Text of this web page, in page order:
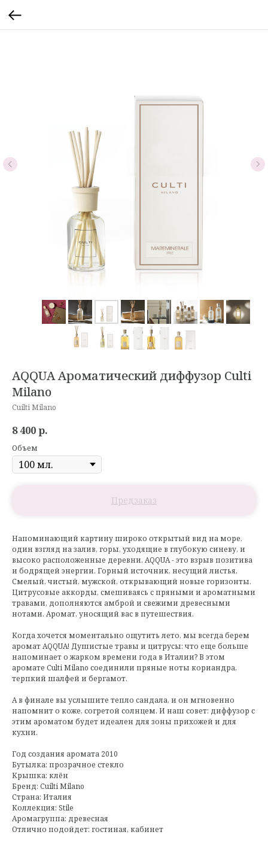
AQQUA Ароматический диффузор Culti
Milano
Cuilti Milano
8 400р.
Объем
Напоминающий картину широко открытый вид на море,
один взгляд на залив, горы, уходящие в глубокую синеву, и
высоко расположенные деревни. AQQUA - это взрыв позитива
и бодрящей энергии. Горный источник, несущий листья.
Смелый, чистый, мужской, открывающий новые горизонты.
Цитрусовые аккорды, смешиваясь с пряными и ароматными
травами, дополняются амброй и свежими древесными
нотами. Аромат, уносящий вас в путешествия.
Когда хочется моментально ощутить лето, мы всегда берем
аромат AQQUA! Душистые травы и цитрусы: что еще больше
напоминает о жарком времени года в Италии? В этом
аромате Culti Milano соединили пряные ноты кориандра,
терпкий шалфей и бергамот.
А в финале вы услышите тепло сандала, и он мгновенно
напомнит о коже, согретой солнцем. И наш совет: диффузор с
этим ароматом будет идеален для зоны прихожей и для
кухни.
Год создания аромата 2010
Бутылка: прозрачное стекло
Крышка: клён
Бренд: Cuilti Milano
Страна: Италия
Коллекция: Stile
Аромагруппа: древесная
Отлично подойдет: гостиная, кабинет